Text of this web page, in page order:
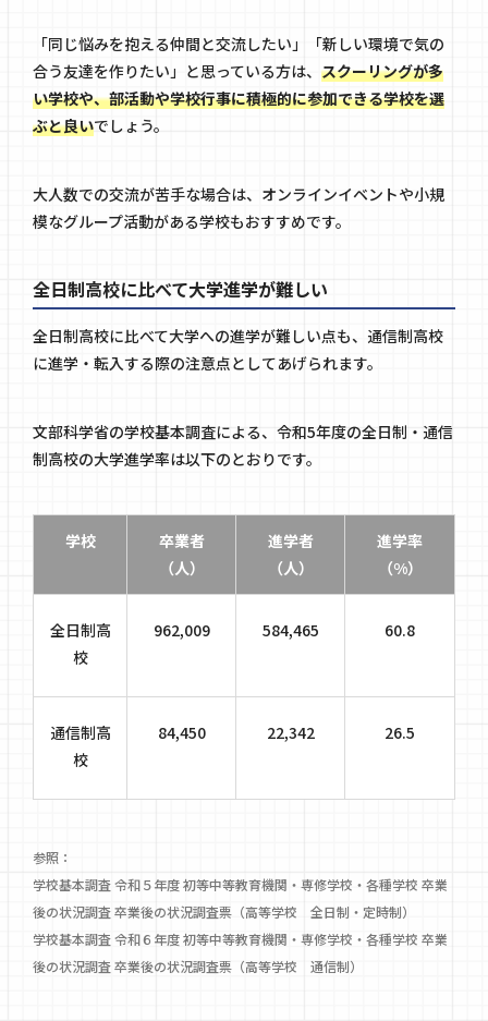
「同じ悩みを抱える仲間と交流したい」「新しい環境で気の
合う友達を作りたい」と思っている方は、 スクーリングが多
い学校や、部活動や学校行事に積極的に参加できる学校を選
ぶと良いでしょう。
大人数での交流が苦手な場合は、オンラインイベントや小規
模なグループ活動がある学校もおすすめです。
全日制高校に比べて大学進学が難しい
全日制高校に比べて大学への進学が難しい点も、通信制高校
に進学・転入する際の注意点としてあげられます。
文部科学省の学校基本調査による、令和5年度の全日制・通信
制高校の大学進学率は以下のとおりです。
学校
卒業者
（人）
進学者
（人）
進学率
（%）
全日制高
校
962,009 584,465 60.8
通信制高
校
84,450 22,342 26.5
参照：
学校基本調査 令和５年度 初等中等教育機関・専修学校・各種学校 卒業
後の状況調査 卒業後の状況調査票（高等学校 全日制・定時制）
学校基本調査 令和６年度 初等中等教育機関・専修学校・各種学校 卒業
後の状況調査 卒業後の状況調査票（高等学校 通信制）